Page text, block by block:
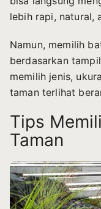
lebih rapi, natural,
Namun, memilih
berdasarkan
memilih jenis,
taman terlihat
Tips
Taman